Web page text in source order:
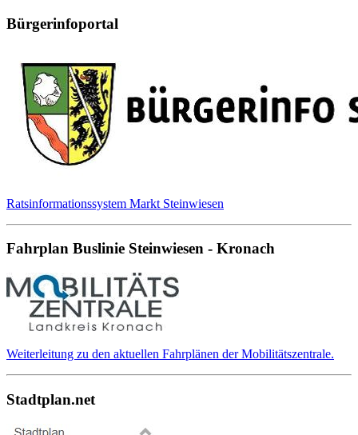
Bürgerinfoportal
Ratsinformationssystem Markt Steinwiesen
Fahrplan Buslinie Steinwiesen - Kronach
Weiterleitung zu den aktuellen Fahrplänen der Mobilitätszentrale.
Stadtplan.net